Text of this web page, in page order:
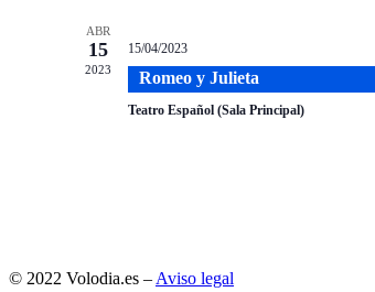
ABR
15
2023
15/04/2023
Romeo y Julieta
Teatro Español (Sala Principal)
© 2022 Volodia.es – Aviso legal